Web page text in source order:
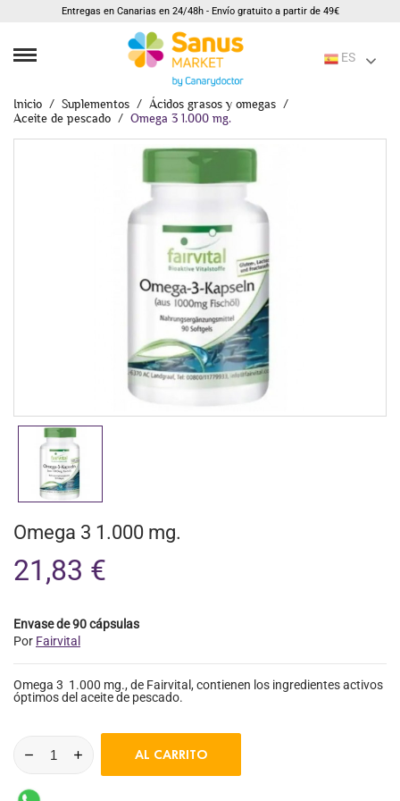
Entregas en Canarias en 24/48h - Envío gratuito a partir de 49€
ES
Inicio Suplementos
Ácidos grasos y omegas
Aceite de pescado
Omega 3 1.000 mg.
Omega 3 1.000 mg.
21,83 €
Envase de 90 cápsulas
Por Fairvital
Omega 3 1.000 mg., de Fairvital, contienen los ingredientes activos
óptimos del aceite de pescado.
AL CARRITO